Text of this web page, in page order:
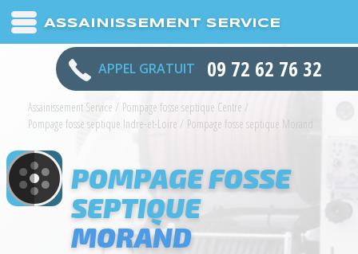
ASSAINISSEMENT SERVICE
APPEL GRATUIT 09 72 62 76 32
Assainissement Service / Pompage fosse septique Centre /
Pompage fosse septique Indre-et-Loire / Pompage fosse septique Morand
POMPAGE FOSSE
SEPTIQUE
MORAND